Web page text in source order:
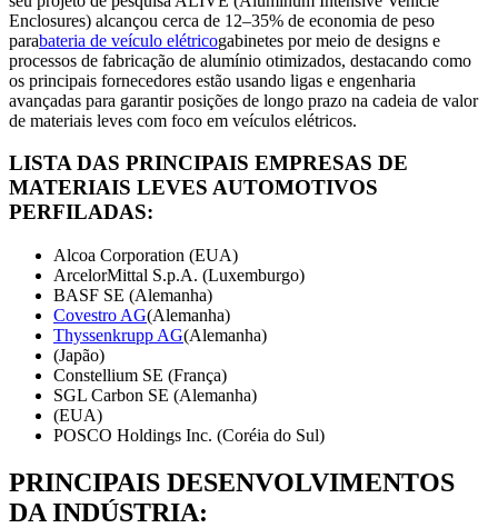
Enclosures) alcançou cerca de 12–35% de economia de peso
parabateria de veículo elétricogabinetes por meio de designs e
processos de fabricação de alumínio otimizados, destacando como
os principais fornecedores estão usando ligas e engenharia
avançadas para garantir posições de longo prazo na cadeia de valor
de materiais leves com foco em veículos elétricos.
LISTA DAS PRINCIPAIS EMPRESAS DE
MATERIAIS LEVES AUTOMOTIVOS
PERFILADAS:
Alcoa Corporation (EUA)
ArcelorMittal S.p.A. (Luxemburgo)
BASF SE (Alemanha)
Covestro AG(Alemanha)
Thyssenkrupp AG(Alemanha)
(Japão)
Constellium SE (França)
SGL Carbon SE (Alemanha)
(EUA)
POSCO Holdings Inc. (Coréia do Sul)
PRINCIPAIS DESENVOLVIMENTOS
DA INDÚSTRIA: